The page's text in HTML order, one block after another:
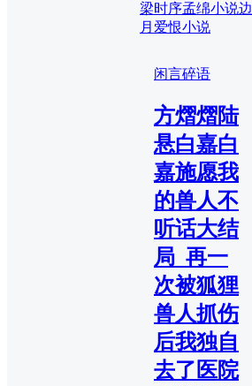
梁时序孟绵小说边
月爱恨小说
闲言碎语
方熠熠陆
悬白嘉白
嘉施愿我
的兽人不
听话大结
局_再一
次被狐狸
兽人抓伤
后我独自
去了医院